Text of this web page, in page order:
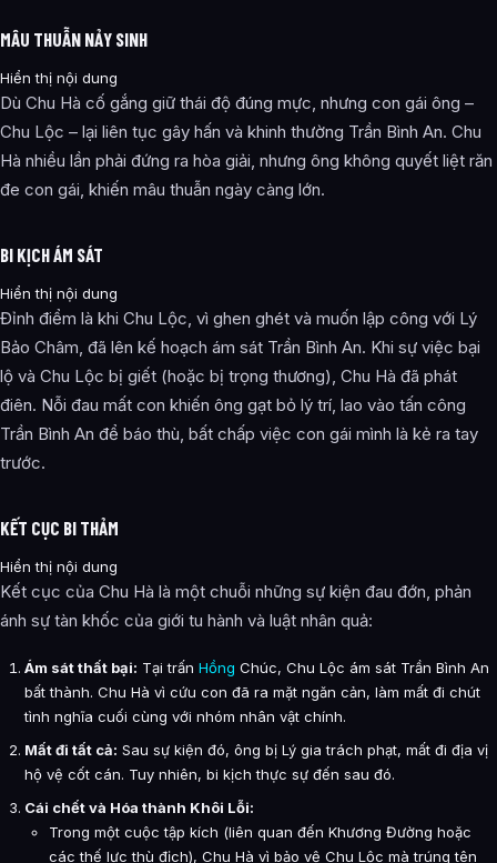
MÂU THUẪN NẢY SINH
Hiển thị nội dung
Dù Chu Hà cố gắng giữ thái độ đúng mực, nhưng con gái ông –
Chu Lộc – lại liên tục gây hấn và khinh thường Trần Bình An. Chu
Hà nhiều lần phải đứng ra hòa giải, nhưng ông không quyết liệt răn
đe con gái, khiến mâu thuẫn ngày càng lớn.
BI KỊCH ÁM SÁT
Hiển thị nội dung
Đỉnh điểm là khi Chu Lộc, vì ghen ghét và muốn lập công với Lý
Bảo Châm, đã lên kế hoạch ám sát Trần Bình An. Khi sự việc bại
lộ và Chu Lộc bị giết (hoặc bị trọng thương), Chu Hà đã phát
điên. Nỗi đau mất con khiến ông gạt bỏ lý trí, lao vào tấn công
Trần Bình An để báo thù, bất chấp việc con gái mình là kẻ ra tay
trước.
KẾT CỤC BI THẢM
Hiển thị nội dung
Kết cục của Chu Hà là một chuỗi những sự kiện đau đớn, phản
ánh sự tàn khốc của giới tu hành và luật nhân quả:
Ám sát thất bại: Tại trấn Hồng Chúc, Chu Lộc ám sát Trần Bình An
bất thành. Chu Hà vì cứu con đã ra mặt ngăn cản, làm mất đi chút
tình nghĩa cuối cùng với nhóm nhân vật chính.
Mất đi tất cả: Sau sự kiện đó, ông bị Lý gia trách phạt, mất đi địa vị
hộ vệ cốt cán. Tuy nhiên, bi kịch thực sự đến sau đó.
Cái chết và Hóa thành Khôi Lỗi:
Trong một cuộc tập kích (liên quan đến Khương Đường hoặc
các thế lực thù địch), Chu Hà vì bảo vệ Chu Lộc mà trúng tên